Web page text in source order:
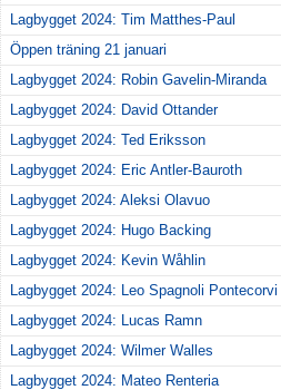
Lagbygget 2024: Tim Matthes-Paul
Öppen träning 21 januari
Lagbygget 2024: Robin Gavelin-Miranda
Lagbygget 2024: David Ottander
Lagbygget 2024: Ted Eriksson
Lagbygget 2024: Eric Antler-Bauroth
Lagbygget 2024: Aleksi Olavuo
Lagbygget 2024: Hugo Backing
Lagbygget 2024: Kevin Wåhlin
Lagbygget 2024: Leo Spagnoli Pontecorvi
Lagbygget 2024: Lucas Ramn
Lagbygget 2024: Wilmer Walles
Lagbygget 2024: Mateo Renteria